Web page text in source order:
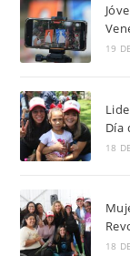
19
Día
18
18